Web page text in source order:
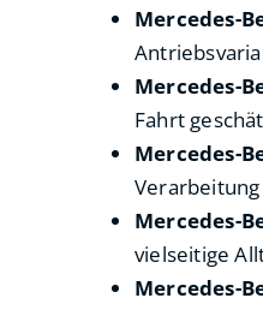
Mercedes-
Mercedes-
Fahrt
Mercedes-
Mercedes-
vielseitige
Mercedes-